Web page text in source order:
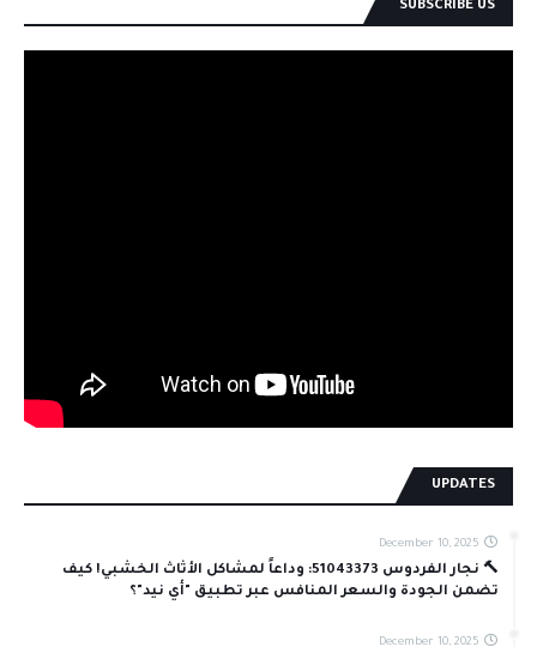
SUBSCRIBE US
UPDATES
December 10, 2025
🔨 نجار الفردوس 51043373: وداعاً لمشاكل الأثاث الخشبي! كيف
تضمن الجودة والسعر المنافس عبر تطبيق "أي نيد"؟
December 10, 2025